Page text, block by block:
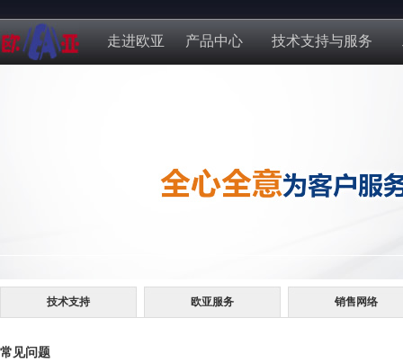
走进欧亚 产品中心 技术支持与服务
技术支持 欧亚服务 销售网络
常见问题